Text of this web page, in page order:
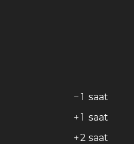
− 1 saat
+ 1 saat
+2 saat